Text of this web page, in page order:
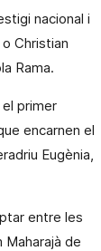
nacional i
Christian
Rama.
primer
encarnen el
Eugènia,
entre les
Maharajà de